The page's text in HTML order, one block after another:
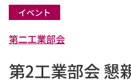
イベント
第二工業部会
第2工業部会 懇